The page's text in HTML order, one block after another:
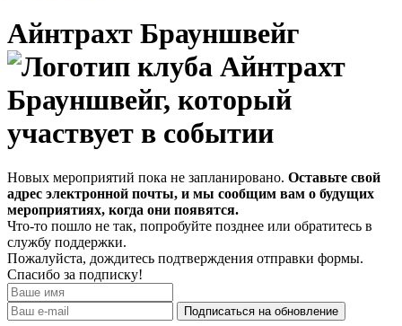
Айнтрахт Брауншвейг
Новых мероприятий пока не запланировано. Оставьте свой
адрес электронной почты, и мы сообщим вам о будущих
мероприятиях, когда они появятся.
Что-то пошло не так, попробуйте позднее или обратитесь в
службу поддержки.
Пожалуйста, дождитесь подтверждения отправки формы.
Спасибо за подписку!
Подписаться на обновление